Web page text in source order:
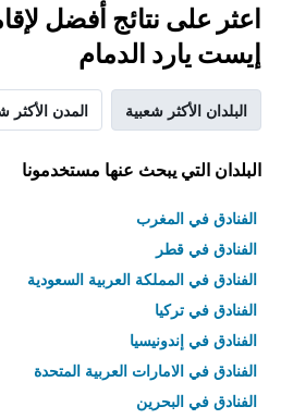
اعثر على نتائج أفضل
إيست يارد الدمام
البلدان الأكثر شعبية المدن الأكثر
البلدان التي يبحث عنها مستخدمونا
الفنادق في المغرب
الفنادق في قطر
الفنادق في المملكة العربية السعودية
الفنادق في تركيا
الفنادق في إندونيسيا
الفنادق في الامارات العربية المتحدة
الفنادق في البحرين